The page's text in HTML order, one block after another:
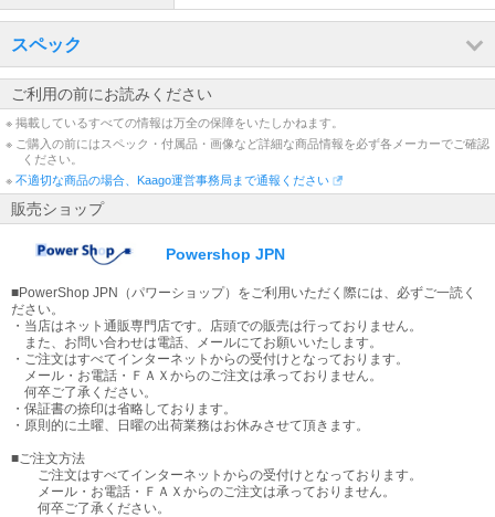
スペック
ご利用の前にお読みください
※ 掲載しているすべての情報は万全の保障をいたしかねます。
※ ご購入の前にはスペック・付属品・画像など詳細な商品情報を必ず各メーカーでご確認
ください。
※ 不適切な商品の場合、Kaago運営事務局まで通報ください
販売ショップ
Powershop JPN
■PowerShop JPN（パワーショップ）をご利用いただく際には、必ずご一読く
ださい。
・当店はネット通販専門店です。店頭での販売は行っておりません。
また、お問い合わせは電話、メールにてお願いいたします。
・ご注文はすべてインターネットからの受付けとなっております。
メール・お電話・ＦＡＸからのご注文は承っておりません。
何卒ご了承ください。
・保証書の捺印は省略しております。
・原則的に土曜、日曜の出荷業務はお休みさせて頂きます。
■ご注文方法
ご注文はすべてインターネットからの受付けとなっております。
メール・お電話・ＦＡＸからのご注文は承っておりません。
何卒ご了承ください。